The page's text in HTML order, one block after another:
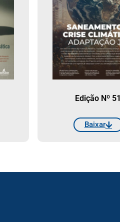
Edição Nº 51
Baixar